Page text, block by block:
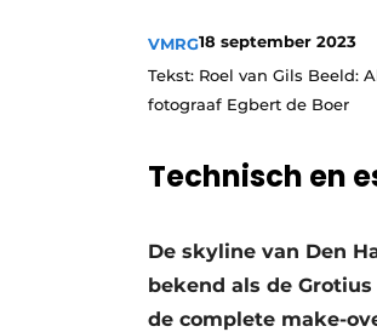
Vacature
Vacatures
VMRG18 september 2023
Tekst: Roel van Gils Beeld:
fotograaf Egbert de Boer
Technisch en
De skyline van Den
bekend als de
de complete make-